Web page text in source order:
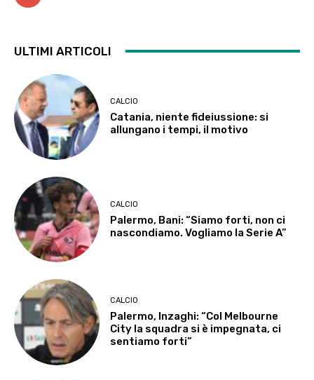
ULTIMI ARTICOLI
CALCIO
Catania, niente fideiussione: si
allungano i tempi, il motivo
CALCIO
Palermo, Bani: “Siamo forti, non ci
nascondiamo. Vogliamo la Serie A”
CALCIO
Palermo, Inzaghi: “Col Melbourne
City la squadra si è impegnata, ci
sentiamo forti”